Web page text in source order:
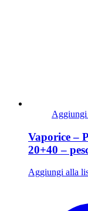
Vaporice –
20+40 –
Aggiungi alla